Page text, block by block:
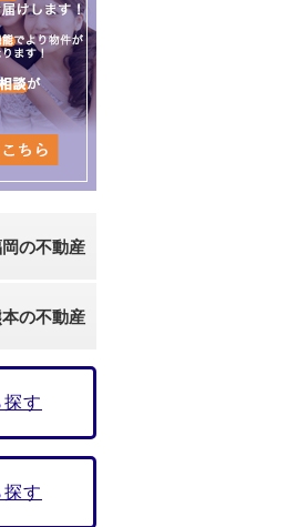
の不動産
の不動産
す
す